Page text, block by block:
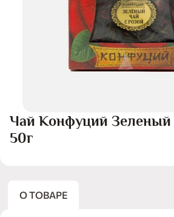
Чай Конфуций Зеленый
50г
О ТОВАРЕ